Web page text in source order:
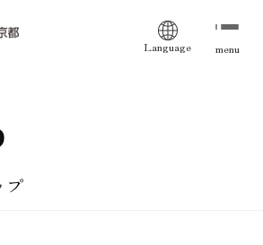
Language menu
プ